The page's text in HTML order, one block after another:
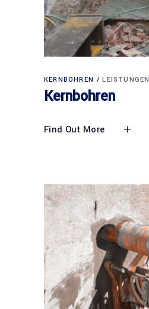
KERNBOHREN LEISTUNGEN
Kernbohren
Find Out More